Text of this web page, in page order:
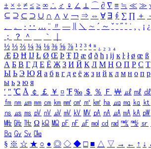
± × ÷ ≠ ≤ ≥ ∞ ∴ ♂ ♀ ∠ ⊥ ⌒ ∂ ∇ ≡ ≒ ≪ ≫
⊆ ⊇ ⊂ ⊃ ∪ ∩ ∧ ∨ ￢ ⇒ ⇔ ∀ ∃ ∮ ∑ ∏ ＋
、
。 · ‥ … ¨ 〃 ― ＼ ∼ ´ ～ ˇ ˘ ˝ ˚ ˙ ¸ ¡ ¿
；
？ ＾ ｀
½ ⅓ ⅔ ¼ ¾ ⅛ ⅜ ⅝ ⅞ ¹ ² ³ ⁴ ⁿ ₁ ₂ ₃ ₄
Æ Ð Ħ Ĳ Ł Ø Œ Þ Ŧ Ŋ æ đ ð ħ ı ĳ ĸ ŀ ł ø œ ß
А Б В Г Д Е Ё Ж З И Й К Л М Н О П Р С Т
Ы Ь Э Ю Я а б в г д е ё ж з и й к л м н о п р
ы ь э ю я
′ ″ ℃ Å ￠ ￡ ￥ ¤ ℉ ‰ ＄ ％ Ｆ ￦ ㎕ ㎖ ㎗
㎙ ㎚ ㎛ ㎜ ㎝ ㎞ ㎟ ㎠ ㎡ ㎢ ㏊ ㎍ ㎎ ㎏ ㏏
㎱ ㎲ ㎳ ㎴ ㎵ ㎶ ㎷ ㎸ ㎹ ㎀ ㎁ ㎂ ㎃ ㎄ ㎺
㎒ ㎓ ㎔ Ω ㏀ ㏁ ㎊ ㎋ ㎌ ㏖ ㏅ ㎭ ㎮ ㎯ ㏛
㏃ ㏉ ㏜ ㏆
§ ※ ☆ ★ ○ ● ◎ ◇ ◆ □ ■ △ ▽ → ← ↑ ↓